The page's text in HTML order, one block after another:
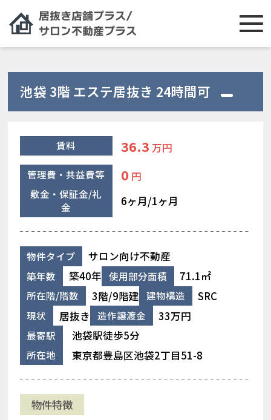
池袋 3階 エステ居抜き 24時間可
賃料 36.3 万円
管理費・共益費等 0 円
敷金・保証金/礼
金
6ヶ月/1ヶ月
物件タイプ サロン向け不動産
築年数 築40年 使用部分面積 71.1㎡
所在階/階数 3階/9階建 建物構造 SRC
現状 居抜き 造作譲渡金 33万円
最寄駅 池袋駅徒歩5分
所在地 東京都豊島区池袋2丁目51-8
物件特徴